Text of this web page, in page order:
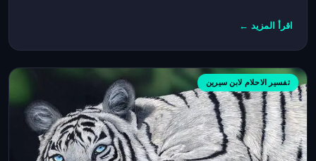
اقرأ المزيد ←
تفسير الاحلام لابن سيرين